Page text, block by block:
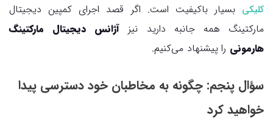
کلیکی بسیار باکیفیت است. اگر قصد اجرای کمپین دیجیتال
مارکتینگ همه جانبه دارید نیز آژانس دیجیتال مارکتینگ
هارمونی را پیشنهاد می‌کنیم.
سؤال پنجم: چگونه به مخاطبان خود دسترسی پیدا
خواهید کرد